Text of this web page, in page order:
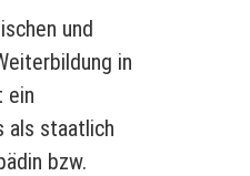
und
in
ein
als staatlich
bzw.